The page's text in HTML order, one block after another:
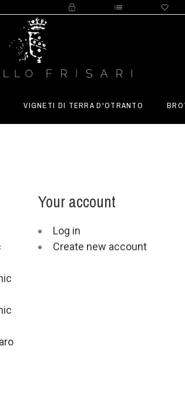
VIGNETI DI TERRA D'OTRANTO
Your account
Log in
Create new account